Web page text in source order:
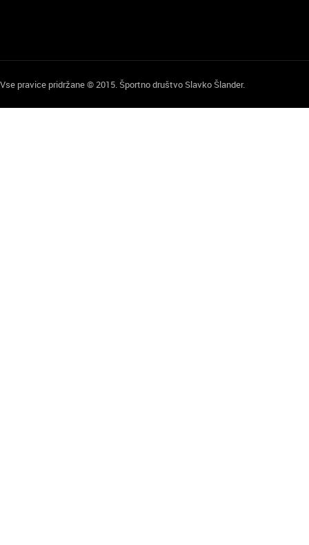
Vse pravice pridržane © 2015. Športno društvo Slavko Šlander.